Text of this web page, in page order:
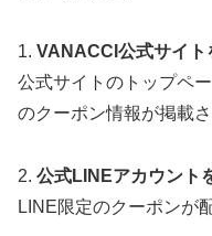
1. VANACCI公式サイト
公式サイトのトップペ
のクーポン情報が掲載
2. 公式LINEアカウント
LINE限定のクーポンが